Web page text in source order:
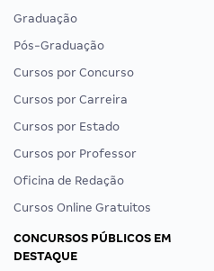
Graduação
Pós-Graduação
Cursos por Concurso
Cursos por Carreira
Cursos por Estado
Cursos por Professor
Oficina de Redação
Cursos Online Gratuitos
CONCURSOS PÚBLICOS EM
DESTAQUE